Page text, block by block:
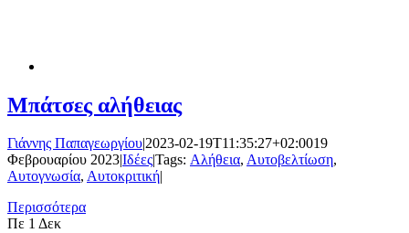
Μπάτσες αλήθειας
Γιάννης Παπαγεωργίου|2023-02-19T11:35:27+02:0019
Φεβρουαρίου 2023|Ιδέες|Tags: Αλήθεια, Αυτοβελτίωση,
Αυτογνωσία, Αυτοκριτική|
Περισσότερα
Πε 1 Δεκ